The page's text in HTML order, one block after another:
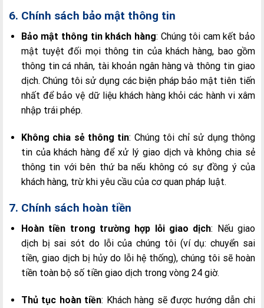
6. Chính sách bảo mật thông tin
Bảo mật thông tin khách hàng: Chúng tôi cam kết bảo
mật tuyệt đối mọi thông tin của khách hàng, bao gồm
thông tin cá nhân, tài khoản ngân hàng và thông tin giao
dịch. Chúng tôi sử dụng các biện pháp bảo mật tiên tiến
nhất để bảo vệ dữ liệu khách hàng khỏi các hành vi xâm
nhập trái phép.
Không chia sẻ thông tin: Chúng tôi chỉ sử dụng thông
tin của khách hàng để xử lý giao dịch và không chia sẻ
thông tin với bên thứ ba nếu không có sự đồng ý của
khách hàng, trừ khi yêu cầu của cơ quan pháp luật.
7. Chính sách hoàn tiền
Hoàn tiền trong trường hợp lỗi giao dịch: Nếu giao
dịch bị sai sót do lỗi của chúng tôi (ví dụ: chuyển sai
tiền, giao dịch bị hủy do lỗi hệ thống), chúng tôi sẽ hoàn
tiền toàn bộ số tiền giao dịch trong vòng 24 giờ.
Thủ tục hoàn tiền: Khách hàng sẽ được hướng dẫn chi